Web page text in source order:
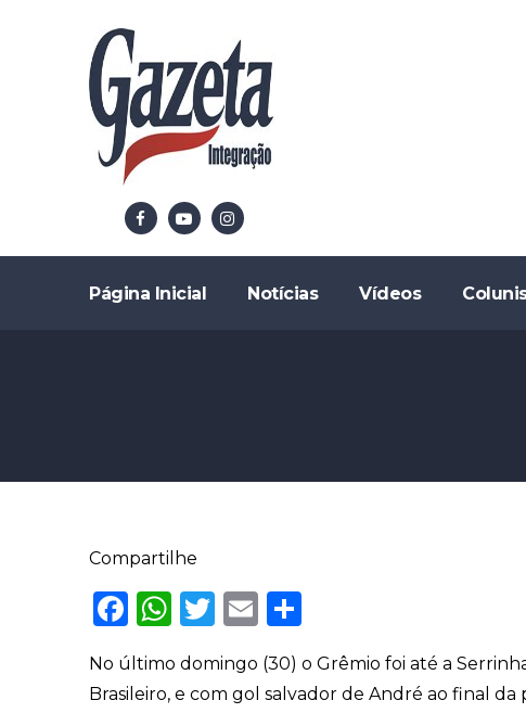
Página Inicial Notícias Vídeos
Compartilhe
Facebook
WhatsApp
Twitter
Email
No último domingo (30) o Grêmio foi até a
Brasileiro, e com gol salvador de André ao final